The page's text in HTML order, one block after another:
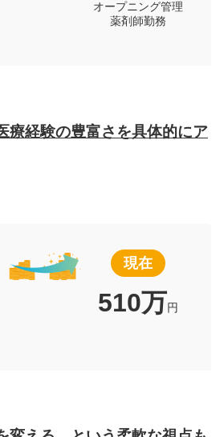
オープニング管理
薬剤師勤務
療経験の豊富さを具体的にア
現在
510万円